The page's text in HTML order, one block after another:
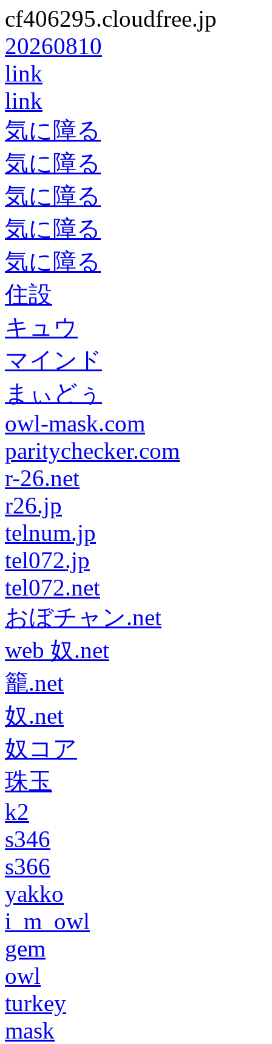
cf406295.cloudfree.jp
20260810
link
link
気に障る
気に障る
気に障る
気に障る
気に障る
住設
キュウ
マインド
まぃどぅ
owl-mask.com
paritychecker.com
r-26.net
r26.jp
telnum.jp
tel072.jp
tel072.net
おぼチャン.net
web 奴.net
籠.net
奴.net
奴コア
珠玉
k2
s346
s366
yakko
i_m_owl
gem
owl
turkey
mask